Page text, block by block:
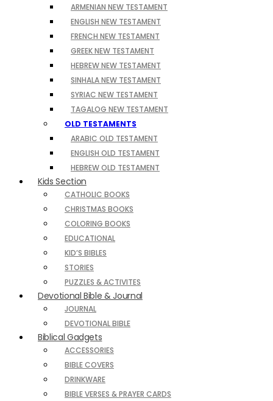
ARMENIAN NEW TESTAMENT
ENGLISH NEW TESTAMENT
FRENCH NEW TESTAMENT
GREEK NEW TESTAMENT
HEBREW NEW TESTAMENT
SINHALA NEW TESTAMENT
SYRIAC NEW TESTAMENT
TAGALOG NEW TESTAMENT
OLD TESTAMENTS
ARABIC OLD TESTAMENT
ENGLISH OLD TESTAMENT
HEBREW OLD TESTAMENT
Kids Section
CATHOLIC BOOKS
CHRISTMAS BOOKS
COLORING BOOKS
EDUCATIONAL
KID’S BIBLES
STORIES
PUZZLES & ACTIVITES
Devotional Bible & Journal
JOURNAL
DEVOTIONAL BIBLE
Biblical Gadgets
ACCESSORIES
BIBLE COVERS
DRINKWARE
BIBLE VERSES & PRAYER CARDS